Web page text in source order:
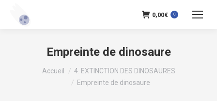
0,00€ 0
Empreinte de dinosaure
Vous êtes ici :Accueil
4. EXTINCTION DES DINOSAURES
Empreinte de dinosaure